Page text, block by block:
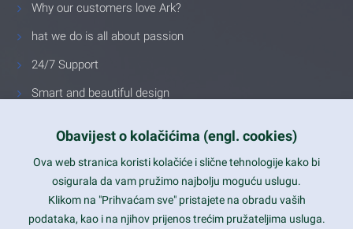
Why our customers love Ark?
hat we do is all about passion
24/7 Support
Smart and beautiful design
Latest trends and much more...
Obavijest o kolačićima (engl. cookies)
Ova web stranica koristi kolačiće i slične tehnologije kako bi
osigurala da vam pružimo najbolju moguću uslugu.
Klikom na "Prihvaćam sve" pristajete na obradu vaših
podataka, kao i na njihov prijenos trećim pružateljima usluga.